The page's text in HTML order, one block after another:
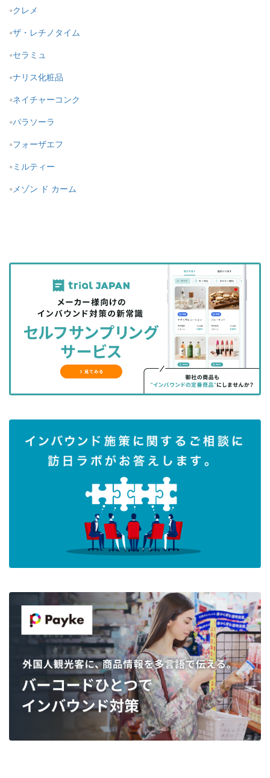
クレメ
ザ・レチノタイム
セラミュ
ナリス化粧品
ネイチャーコンク
パラソーラ
フォーザエフ
ミルティー
メゾン ド カーム